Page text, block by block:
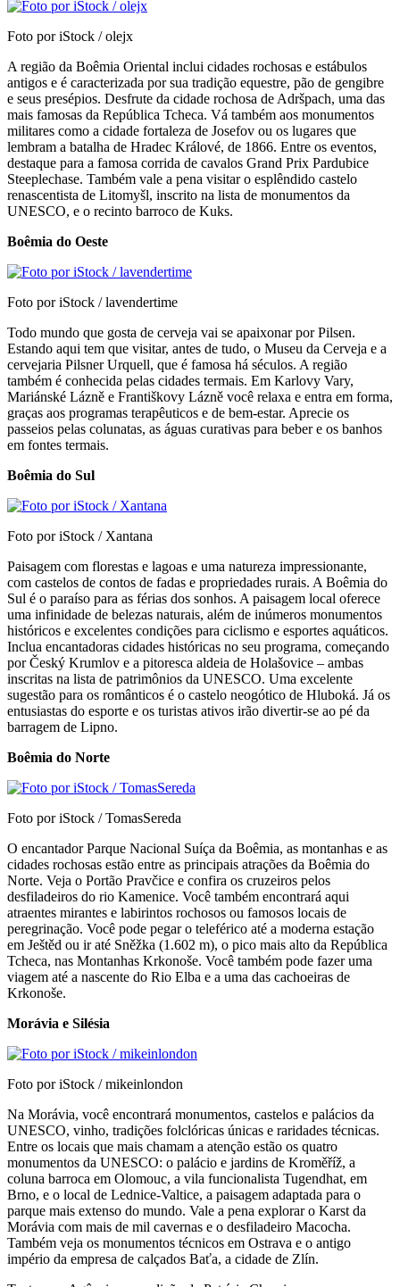
Foto por iStock / olejx
A região da Boêmia Oriental inclui cidades rochosas e estábulos
antigos e é caracterizada por sua tradição equestre, pão de gengibre
e seus presépios. Desfrute da cidade rochosa de Adršpach, uma das
mais famosas da República Tcheca. Vá também aos monumentos
militares como a cidade fortaleza de Josefov ou os lugares que
lembram a batalha de Hradec Králové, de 1866. Entre os eventos,
destaque para a famosa corrida de cavalos Grand Prix Pardubice
Steeplechase. Também vale a pena visitar o esplêndido castelo
renascentista de Litomyšl, inscrito na lista de monumentos da
UNESCO, e o recinto barroco de Kuks.
Boêmia do Oeste
Foto por iStock / lavendertime
Todo mundo que gosta de cerveja vai se apaixonar por Pilsen.
Estando aqui tem que visitar, antes de tudo, o Museu da Cerveja e a
cervejaria Pilsner Urquell, que é famosa há séculos. A região
também é conhecida pelas cidades termais. Em Karlovy Vary,
Mariánské Lázně e Františkovy Lázně você relaxa e entra em forma,
graças aos programas terapêuticos e de bem-estar. Aprecie os
passeios pelas colunatas, as águas curativas para beber e os banhos
em fontes termais.
Boêmia do Sul
Foto por iStock / Xantana
Paisagem com florestas e lagoas e uma natureza impressionante,
com castelos de contos de fadas e propriedades rurais. A Boêmia do
Sul é o paraíso para as férias dos sonhos. A paisagem local oferece
uma infinidade de belezas naturais, além de inúmeros monumentos
históricos e excelentes condições para ciclismo e esportes aquáticos.
Inclua encantadoras cidades históricas no seu programa, começando
por Český Krumlov e a pitoresca aldeia de Holašovice – ambas
inscritas na lista de patrimônios da UNESCO. Uma excelente
sugestão para os românticos é o castelo neogótico de Hluboká. Já os
entusiastas do esporte e os turistas ativos irão divertir-se ao pé da
barragem de Lipno.
Boêmia do Norte
Foto por iStock / TomasSereda
O encantador Parque Nacional Suíça da Boêmia, as montanhas e as
cidades rochosas estão entre as principais atrações da Boêmia do
Norte. Veja o Portão Pravčice e confira os cruzeiros pelos
desfiladeiros do rio Kamenice. Você também encontrará aqui
atraentes mirantes e labirintos rochosos ou famosos locais de
peregrinação. Você pode pegar o teleférico até a moderna estação
em Ještěd ou ir até Sněžka (1.602 m), o pico mais alto da República
Tcheca, nas Montanhas Krkonoše. Você também pode fazer uma
viagem até a nascente do Rio Elba e a uma das cachoeiras de
Krkonoše.
Morávia e Silésia
Foto por iStock / mikeinlondon
Na Morávia, você encontrará monumentos, castelos e palácios da
UNESCO, vinho, tradições folclóricas únicas e raridades técnicas.
Entre os locais que mais chamam a atenção estão os quatro
monumentos da UNESCO: o palácio e jardins de Kroměříž, a
coluna barroca em Olomouc, a vila funcionalista Tugendhat, em
Brno, e o local de Lednice-Valtice, a paisagem adaptada para o
parque mais extenso do mundo. Vale a pena explorar o Karst da
Morávia com mais de mil cavernas e o desfiladeiro Macocha.
Também veja os monumentos técnicos em Ostrava e o antigo
império da empresa de calçados Baťa, a cidade de Zlín.